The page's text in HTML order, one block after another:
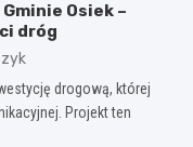
Osiek –
dróg
drogową, której
Projekt ten